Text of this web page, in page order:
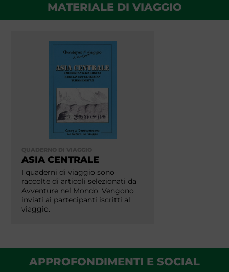
MATERIALE DI VIAGGIO
ASIA CENTRALE
I quaderni di viaggio sono
raccolte di articoli selezionati da
Avventure nel Mondo. Vengono
inviati ai partecipanti iscritti al
viaggio.
APPROFONDIMENTI E SOCIAL